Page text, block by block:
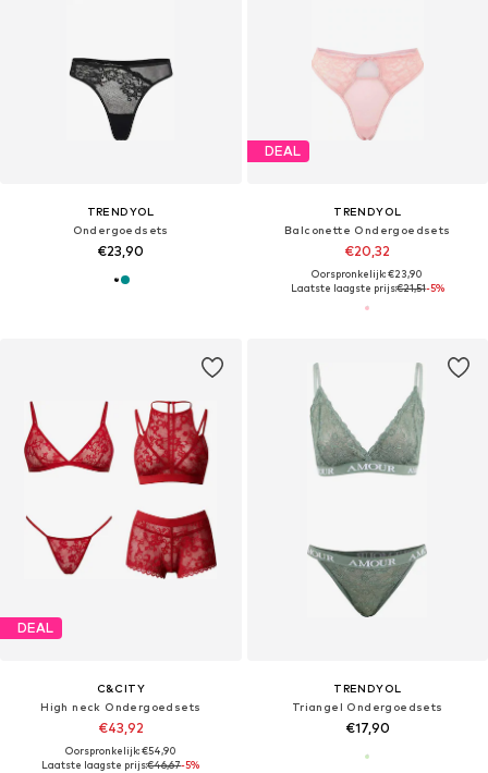
TRENDYOL
Ondergoedsets
€23,90
DEAL
TRENDYOL
Balconette Ondergoedsets
€20,32
Oorspronkelijk: €23,90
Laatste laagste prijs:€21,51-5%
DEAL
C&CITY
High neck Ondergoedsets
€43,92
Oorspronkelijk: €54,90
Laatste laagste prijs:€46,67-5%
TRENDYOL
Triangel Ondergoedsets
€17,90